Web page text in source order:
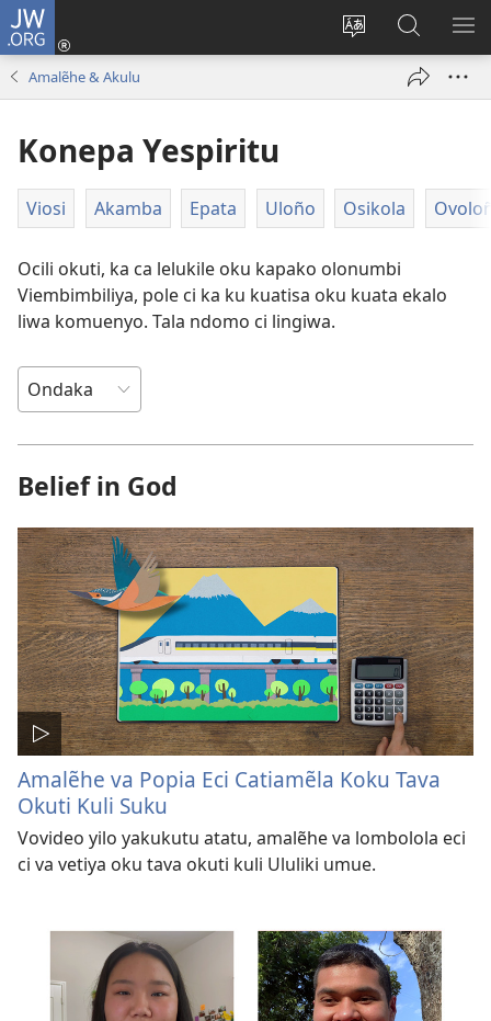
JW.ORG
Change
language
Iñila
(yikula
Sandiliya
vo
JW.ORG
Amalẽhe & Akulu
Konepa Yespiritu
Viosi Akamba Epata Uloño Osikola
Ocili okuti, ka ca lelukile oku kapako olonumbi
Viembimbiliya, pole ci ka ku kuatisa oku kuata ekalo
liwa komuenyo. Tala ndomo ci lingiwa.
Belief in God
Amalẽhe va Popia Eci Catiamẽla Koku Tava
Okuti Kuli Suku
Vovideo yilo yakukutu atatu, amalẽhe va lombolola eci
ci va vetiya oku tava okuti kuli Ululiki umue.